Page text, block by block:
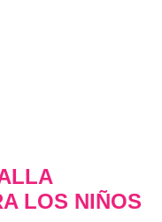
LOS NIÑOS